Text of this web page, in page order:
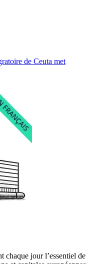
de Ceuta met
chaque jour l’essentiel de